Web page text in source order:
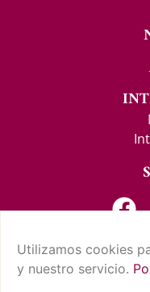
Utilizamos cookies
y nuestro servicio.
CONTACTO Y